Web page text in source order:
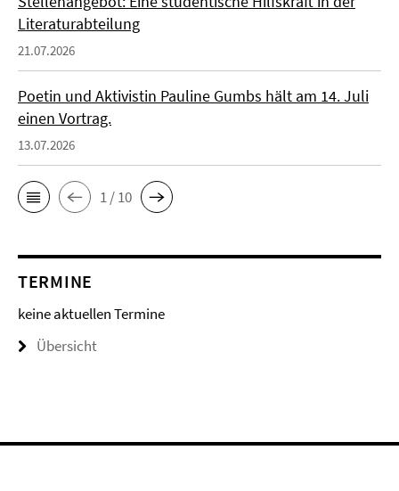
Literaturabteilung
21.07.2026
Poetin und Aktivistin Pauline Gumbs hält am 14. Juli
einen Vortrag.
13.07.2026
1 / 10
TERMINE
keine aktuellen Termine
Übersicht